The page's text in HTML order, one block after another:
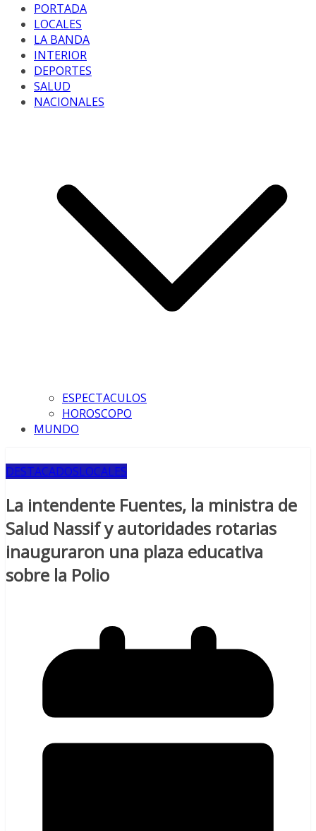
PORTADA
LOCALES
LA BANDA
INTERIOR
DEPORTES
SALUD
NACIONALES
ESPECTACULOS
HOROSCOPO
MUNDO
DESTACADOSLOCALES
La intendente Fuentes, la ministra de
Salud Nassif y autoridades rotarias
inauguraron una plaza educativa
sobre la Polio